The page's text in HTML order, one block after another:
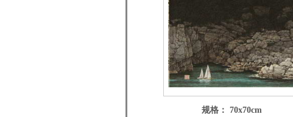
规格： 70x70cm